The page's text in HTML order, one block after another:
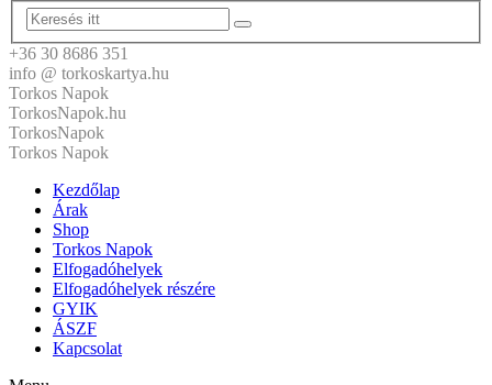
+36 30 8686 351
info @ torkoskartya.hu
Torkos Napok
TorkosNapok.hu
TorkosNapok
Torkos Napok
Kezdőlap
Árak
Shop
Torkos Napok
Elfogadóhelyek
Elfogadóhelyek részére
GYIK
ÁSZF
Kapcsolat